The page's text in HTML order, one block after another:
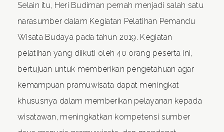
Selain itu, Heri Budiman pernah menjadi salah satu
narasumber dalam Kegiatan Pelatihan Pemandu
Wisata Budaya pada tahun 2019. Kegiatan
pelatihan yang diikuti oleh 40 orang peserta ini,
bertujuan untuk memberikan pengetahuan agar
kemampuan pramuwisata dapat meningkat
khususnya dalam memberikan pelayanan kepada
wisatawan, meningkatkan kompetensi sumber